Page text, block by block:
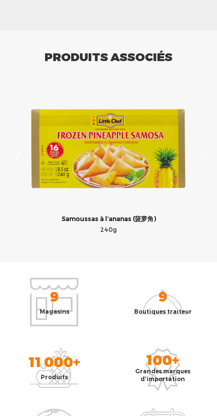
PRODUITS ASSOCIÉS
Samoussas à l’ananas (菠萝角)
240g
9
Magasins
9
Boutiques traiteur
11 000+
Produits
100+
Grandes marques
d'importation